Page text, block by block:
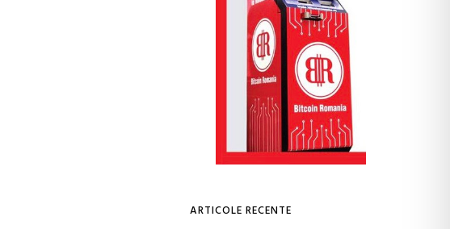
ARTICOLE RECENTE